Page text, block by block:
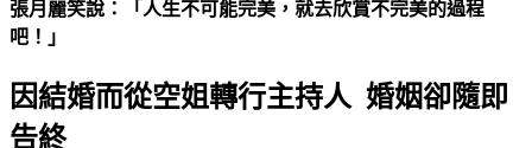
張月麗笑說：「人生不可能完美，就去欣賞不完美的過程
吧！」
因結婚而從空姐轉行主持人 婚姻卻隨即
告終